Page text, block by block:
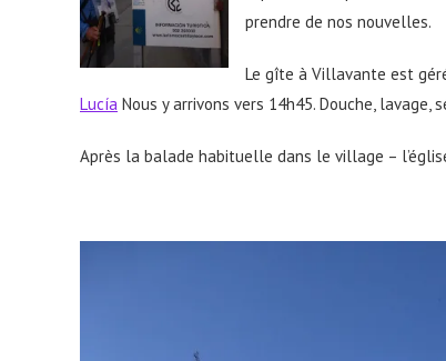
prendre de nos nouvelles.
Le gîte à Villavante est
Lucía Nous y arrivons vers 14h45. Douche, lavage,
Après la balade habituelle dans le village –